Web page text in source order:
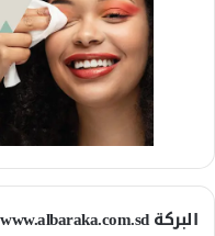
البركة www.albaraka.com.sd